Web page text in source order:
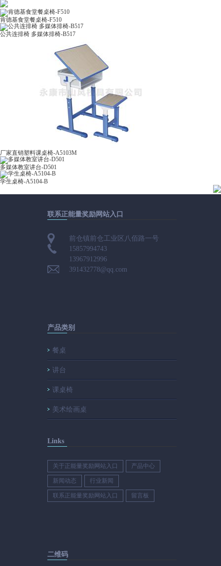
肯德基食堂餐桌椅-F510
公共连排椅 多媒体排椅-B517
厂家直销塑料课桌椅-A5103M
多媒体教室讲台-D501
学生桌椅-A5104-B
联系正能量奖励网站入口
前仓镇前仓工业区八佰路一号
15857994743
13967912996
391432778@qq.com
产品类别
餐桌
讲台
课桌椅
美术绘画桌
Links
关于正能量奖励网站入口 产品中心
新闻动态 行业新闻
联系正能量奖励网站入口 留言板
二维码